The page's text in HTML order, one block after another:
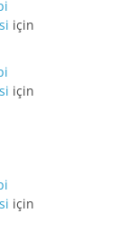
için
için
için